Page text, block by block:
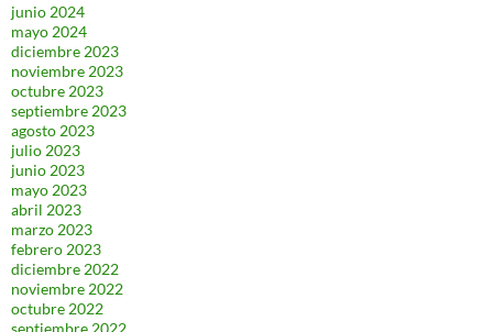
junio 2024
mayo 2024
diciembre 2023
noviembre 2023
octubre 2023
septiembre 2023
agosto 2023
julio 2023
junio 2023
mayo 2023
abril 2023
marzo 2023
febrero 2023
diciembre 2022
noviembre 2022
octubre 2022
septiembre 2022